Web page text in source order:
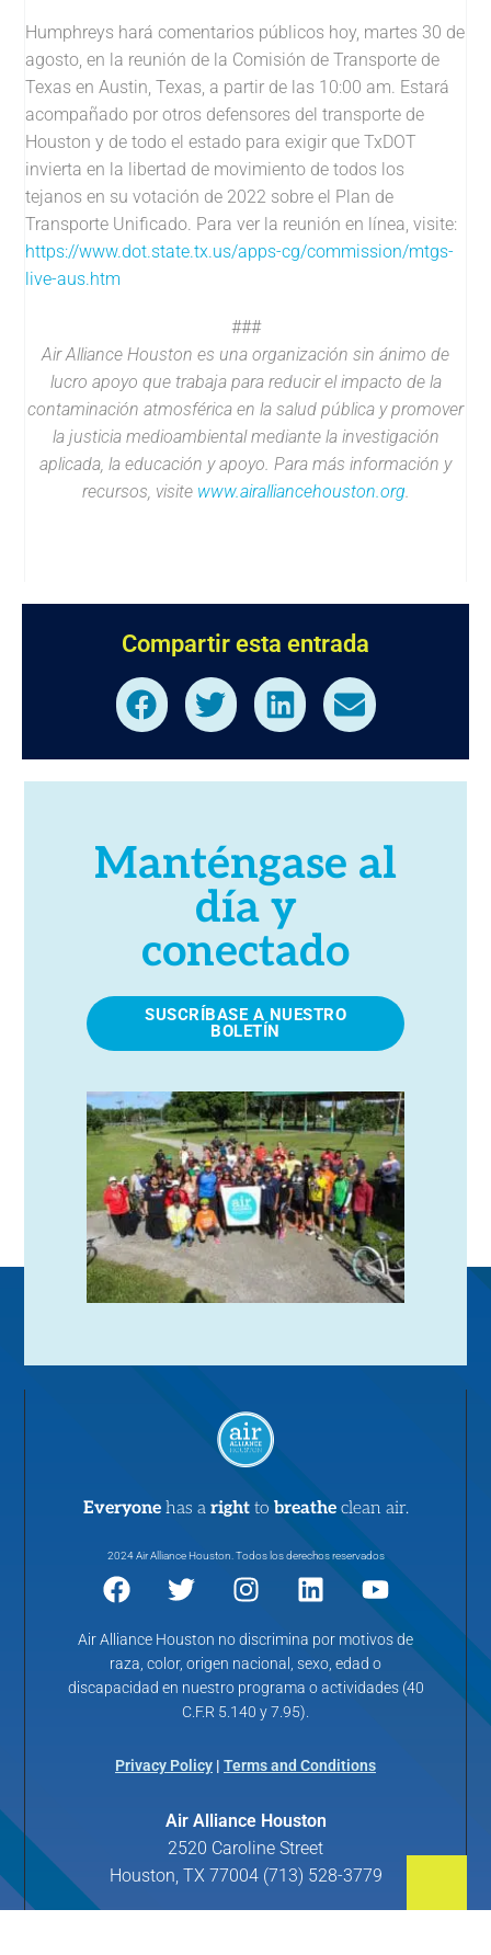
Humphreys hará comentarios públicos hoy, martes 30 de
agosto, en la reunión de la Comisión de Transporte de
Texas en Austin, Texas, a partir de las 10:00 am. Estará
acompañado por otros defensores del transporte de
Houston y de todo el estado para exigir que TxDOT
invierta en la libertad de movimiento de todos los
tejanos en su votación de 2022 sobre el Plan de
Transporte Unificado. Para ver la reunión en línea, visite:
https://www.dot.state.tx.us/apps-cg/commission/mtgs-
live-aus.htm
###
Air Alliance Houston es una organización sin ánimo de
lucro apoyo que trabaja para reducir el impacto de la
contaminación atmosférica en la salud pública y promover
la justicia medioambiental mediante la investigación
aplicada, la educación y apoyo. Para más información y
recursos, visite www.airalliancehouston.org.
Compartir esta entrada
Manténgase al
día y
conectado
SUSCRÍBASE A NUESTRO
BOLETÍN
Everyone has a right to breathe clean air.
2024 Air Alliance Houston. Todos los derechos reservados
Air Alliance Houston no discrimina por motivos de
raza, color, origen nacional, sexo, edad o
discapacidad en nuestro programa o actividades (40
C.F.R 5.140 y 7.95).
Privacy Policy | Terms and Conditions
Air Alliance Houston
2520 Caroline Street
Houston, TX 77004 (713) 528-3779